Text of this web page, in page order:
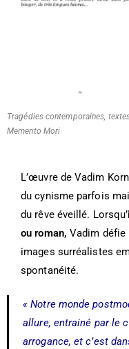
Tragédies contemporaines,
Memento Mori
L’œuvre de Vadim
du cynisme parfois
du rêve éveillé. Lorsqu’
ou roman, Vadim défie
images surréalistes
spontanéité.
« Notre monde
allure, entrainé par le
arrogance, et c’est